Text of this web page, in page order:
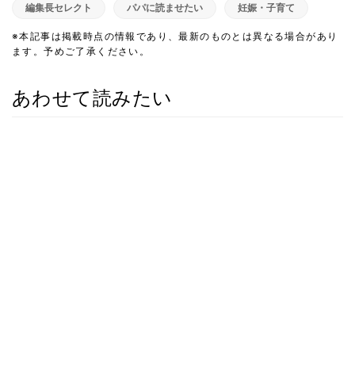
編集長セレクト パパに読ませたい 妊娠・子育て
※本記事は掲載時点の情報であり、最新のものとは異なる場合があり
ます。予めご了承ください。
あわせて読みたい